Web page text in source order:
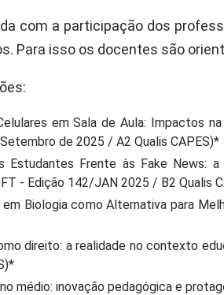
com a participação dos
Para isso os docentes são
em Sala de Aula: Impactos
de 2025 / A2 Qualis CAPES)*
Estudantes Frente às Fake News:
- Edição 142/JAN 2025 / B2 Qualis
em Biologia como Alternativa para
direito: a realidade no contexto
médio: inovação pedagógica e